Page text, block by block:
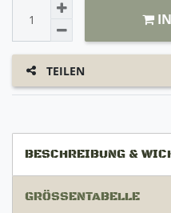
TEILEN
BESCHREIBUNG &
GRÖSSENTABELLE